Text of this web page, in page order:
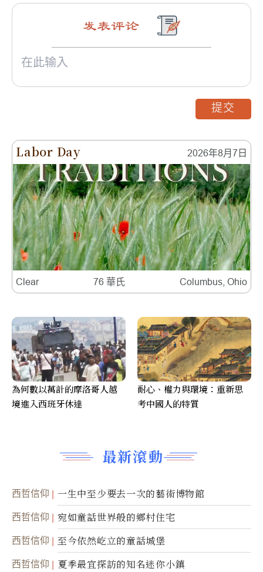
Labor Day 2026年8月7日
Clear 76 華氏 Columbus, Ohio
最新滾動
西哲信仰 一生中至少要去一次的藝術博物館
西哲信仰 宛如童話世界般的鄉村住宅
西哲信仰 至今依然屹立的童話城堡
西哲信仰 夏季最宜探訪的知名迷你小鎮
发表评论
提交
為何數以萬計的摩洛哥人越
境進入西班牙休達
耐心、權力與環境：重新思
考中國人的特質